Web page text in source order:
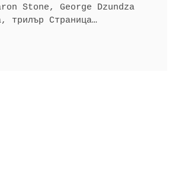
Stone, George Dzundza
трилър Страница…